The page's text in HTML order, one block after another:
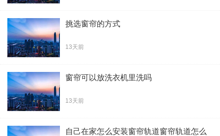
挑选窗帘的方式
13天前
窗帘可以放洗衣机里洗吗
13天前
自己在家怎么安装窗帘轨道窗帘轨道怎么